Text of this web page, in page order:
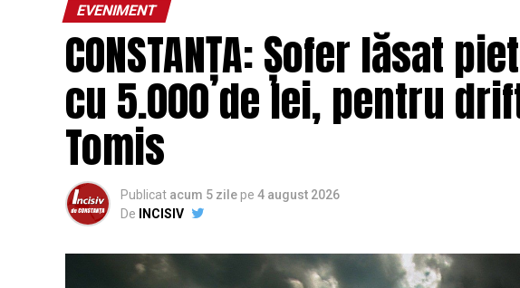
EVENIMENT
CONSTANȚA: Șofer lăsat
cu 5.000 de lei, pentru
Tomis
Publicat acum 5 zile pe 4 august 2026
De
INCISIV